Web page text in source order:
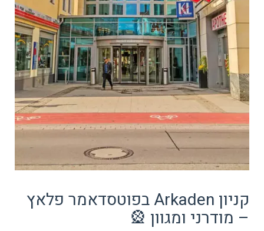
קניון Arkaden בפוטסדאמר פלאץ
– מודרני ומגוון 🎡